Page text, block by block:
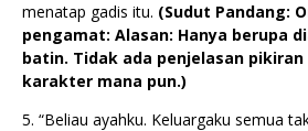
menatap gadis itu. (Sudut Pandang:
pengamat: Alasan: Hanya berupa
batin. Tidak ada penjelasan
karakter mana pun.)
5. “Beliau ayahku. Keluargaku semua